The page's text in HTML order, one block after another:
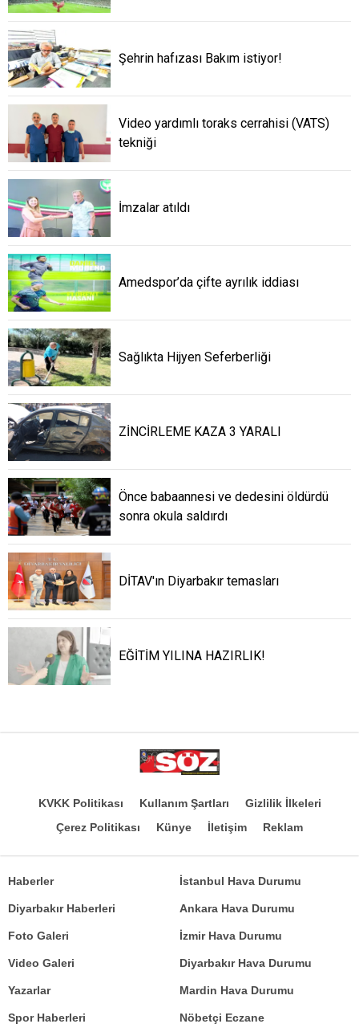
Şehrin hafızası Bakım istiyor!
Video yardımlı toraks cerrahisi (VATS)
tekniği
İmzalar atıldı
Amedspor’da çifte ayrılık iddiası
Sağlıkta Hijyen Seferberliği
ZİNCİRLEME KAZA 3 YARALI
Önce babaannesi ve dedesini öldürdü
sonra okula saldırdı
DİTAV'ın Diyarbakır temasları
EĞİTİM YILINA HAZIRLIK!
KVKK Politikası Kullanım Şartları
Gizlilik İlkeleri
Çerez Politikası
Künye İletişim Reklam
Haberler
Diyarbakır Haberleri
Foto Galeri
Video Galeri
Yazarlar
İstanbul Hava Durumu
Ankara Hava Durumu
İzmir Hava Durumu
Diyarbakır Hava Durumu
Mardin Hava Durumu
Spor Haberleri Nöbetçi Eczane